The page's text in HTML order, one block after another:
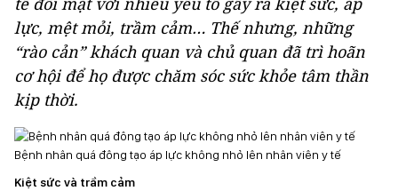
lực, mệt mỏi, trầm cảm… Thế nhưng, những
“rào cản” khách quan và chủ quan đã trì hoãn
cơ hội để họ được chăm sóc sức khỏe tâm thần
kịp thời.
Bệnh nhân quá đông tạo áp lực không nhỏ lên nhân viên y tế
Kiệt sức và trầm cảm